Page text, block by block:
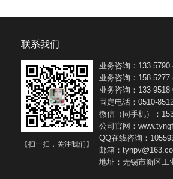
联系我们
【扫一扫，关注我们】
业务咨询：133 5790
业务咨询：158 5277
业务咨询：133 9518
固定电话：0510-
微信（同手机）：
公司官网：
QQ在线咨询：
邮箱：
地址：无锡市新区工